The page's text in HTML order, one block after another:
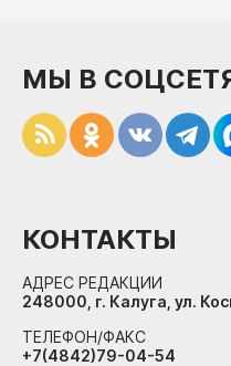
МЫ В
КОНТАКТЫ
АДРЕС РЕДАКЦИИ
248000, г. Калуга, ул.
ТЕЛЕФОН/ФАКС
+7(4842)79-04-54